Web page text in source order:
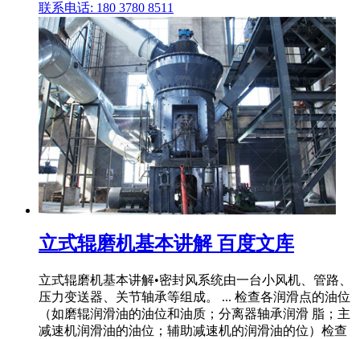
联系电话: 180 3780 8511
立式辊磨机基本讲解 百度文库
立式辊磨机基本讲解•密封风系统由一台小风机、管路、
压力变送器、关节轴承等组成。 ... 检查各润滑点的油位
（如磨辊润滑油的油位和油质；分离器轴承润滑 脂；主
减速机润滑油的油位；辅助减速机的润滑油的位）检查